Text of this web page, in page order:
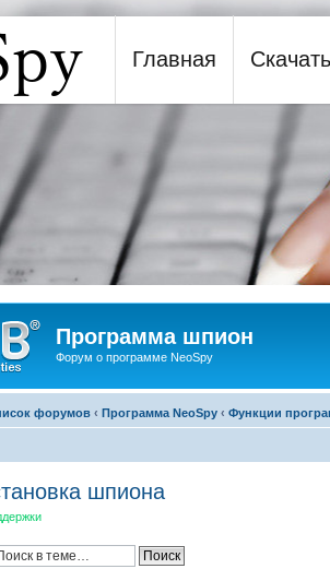
шпион NeoSpy
Главная Скачать
Программа шпион
Форум о программе NeoSpy
форумов ‹ Программа NeoSpy ‹ Функции
шпиона